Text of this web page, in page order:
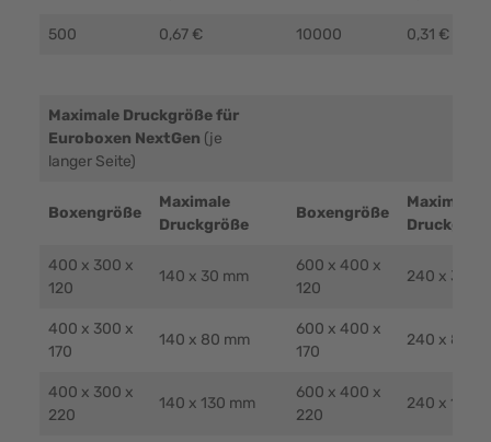
500 0,67 € 10000 0,31 €
Maximale Druckgröße für
Euroboxen NextGen (je
langer Seite)
Boxengröße
Maximale
Druckgröße
Boxengröße
Maximale
400 x 300 x
120
140 x 30 mm
600 x 400 x
120
240 x 30
400 x 300 x
170
140 x 80 mm
600 x 400 x
170
240 x 80
400 x 300 x
220
140 x 130 mm
600 x 400 x
220
240 x 130